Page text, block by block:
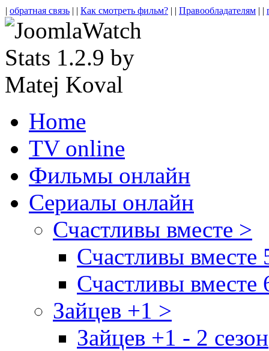
| обратная связь | | Как смотреть фильм? | | Правообладателям | |
Home
TV online
Фильмы онлайн
Сериалы онлайн
Счастливы вместе >
Счастливы вместе
Счастливы вместе
Зайцев +1 >
Зайцев +1 - 2 сезон